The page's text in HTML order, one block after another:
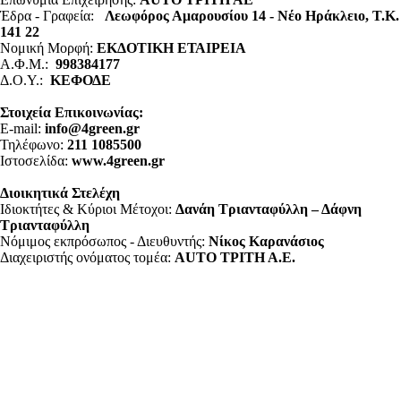
Έδρα - Γραφεία: Λεωφόρος Αμαρουσίου 14 - Νέο Ηράκλειο, Τ.Κ.
141 22
Νομική Μορφή: ΕΚΔΟΤΙΚΗ ΕΤΑΙΡΕΙΑ
Α.Φ.Μ.: 998384177
Δ.Ο.Υ.: ΚΕΦΟΔΕ
Στοιχεία Επικοινωνίας:
E-mail: info@4green.gr
Τηλέφωνο: 211 1085500
Ιστοσελίδα: www.4green.gr
Διοικητικά Στελέχη
Ιδιοκτήτες & Κύριοι Μέτοχοι: Δανάη Τριανταφύλλη – Δάφνη
Τριανταφύλλη
Νόμιμος εκπρόσωπος - Διευθυντής: Νίκος Καρανάσιος
Διαχειριστής ονόματος τομέα: ΑUTO ΤΡΙΤΗ Α.Ε.